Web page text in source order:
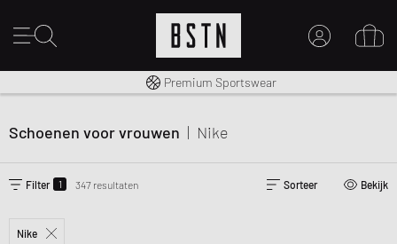
MIJN ACCOUNT
MAAK EEN ACCOUNT AAN
Gratis verzending naar NL vanaf € 100
Premium Sportswear
Schoenen voor vrouwen | Nike
Filter 1 347 resultaten Sorteer Bekijk
Nike